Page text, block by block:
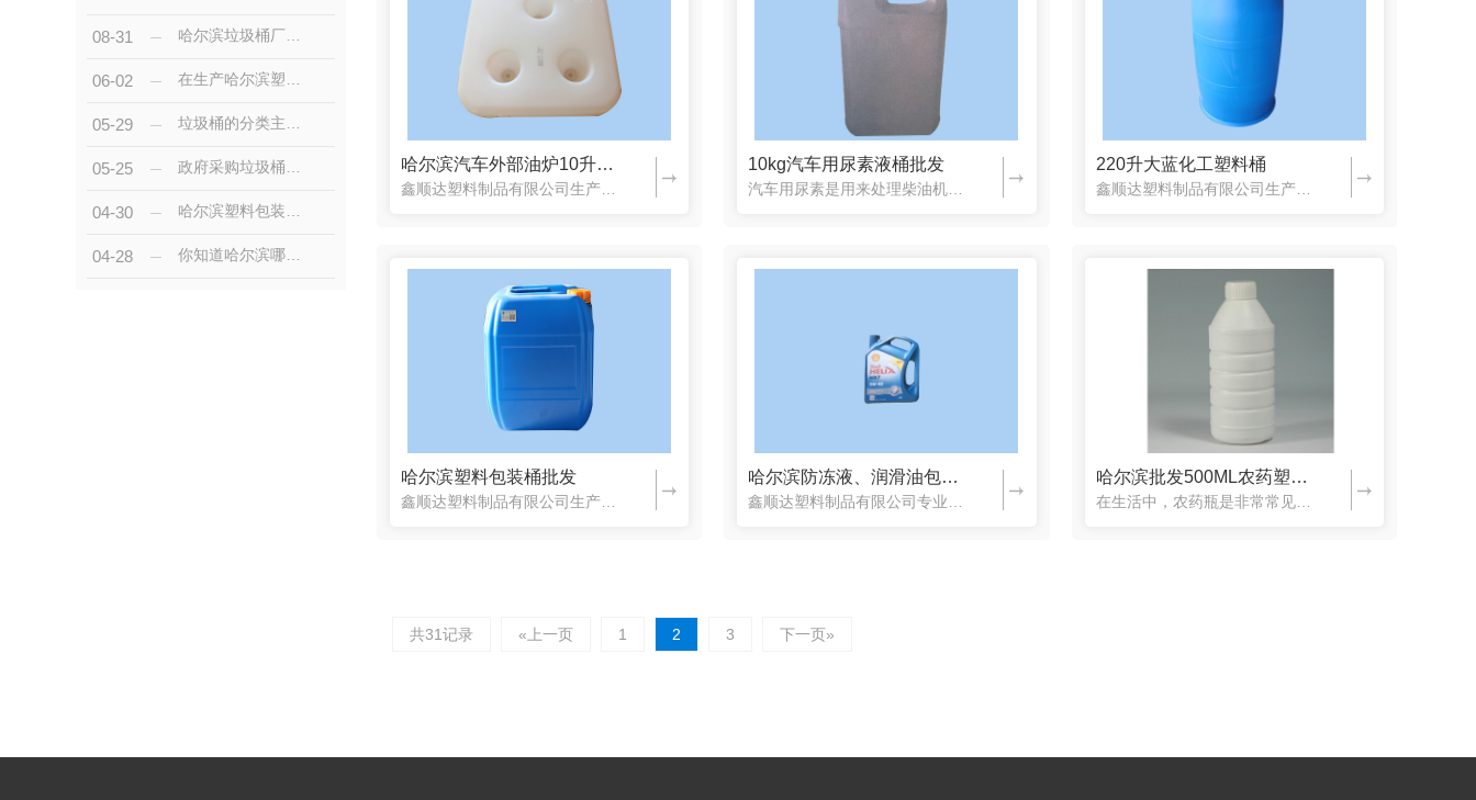
08-31
06-02
05-29
05-25
04-30
04-28
哈尔滨汽车外部油炉10升塑料桶
鑫顺达塑料制品有限公司生产汽车外部油炉10升塑料桶等塑料制品，除此之外还有其他塑料制品，型号齐全、种类繁多，生产各种不同容量的塑料桶能够满足不同客户的使用需求，如果有需要的可以联系我们：0451-87...
10kg汽车用尿素液桶批发 220升大蓝化工塑料桶
鑫顺达塑料制品有限公司生产的220升大蓝桶有危险品包装许可证，不管是 方面还是质量方面都是有保障的，这也让很多客户多次购买220升大蓝桶，赢得了口碑及信赖，有需要的可以联系鑫顺达0451-87859...
哈尔滨塑料包装桶批发
鑫顺达塑料制品有限公司生产的醋酸桶、蔗糖色素包装桶具有良好的特性，不会生锈，而且比较方便，也有抗腐蚀能力，塑料制品的包装桶不容易碎，质量比较轻，具有防潮、抗压的效果，有需要的联系我们：0451-878...
哈尔滨防冻液、润滑油包装桶厂家 哈尔滨批发500ML农药塑料瓶
在生活中，农药瓶是非常常见的，尤其到了给田地打药的时候，农药瓶更多，有个别质量不好的农药瓶会出现漏的情况，不光会污染环境，还会危害我们，鑫顺达塑料制品有限公司生产的农药瓶质量可以保障，多年经验也积累了...
共31记录 «上一页 1 2 3 下一页»